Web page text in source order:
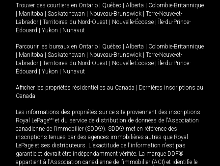
Trouver des courtiers en Ontario Québec Alberta
Colombie-Britannique
Manitoba Saskatchewan Nouveau-Brunswick
Terre-Neuve-et-
Labrador
Territoires du Nord-Ouest Nouvelle-Écosse
Île-du-Prince-
Édouard
Yukon Nunavut
Parcourir les bureaux en Ontario Québec Alberta
Colombie-Britannique
Manitoba Saskatchewan Nouveau-Brunswick
Terre-Neuve-et-
Labrador
Territoires du Nord-Ouest Nouvelle-Écosse
Île-du-Prince-
Édouard
Yukon Nunavut
Afficher les propriétés résidentielles au Canada
Dernières inscriptions au
Canada
Les informations des propriétés sur ce site proviennent des inscriptions
Royal LePageMD et du service de distribution de données de l'Association
canadienne de l’immobilier (SDD®). SDD® met en référence des
inscriptions tenues par des agences immobilières autres que Royal
LePage et ses distributeurs. L'exactitude de l'information n'est pas
garantie et devrait être indépendamment vérifiée. La marque DDF®
appartient à l'Association canadienne de l’immobilier (ACI) et identifie le